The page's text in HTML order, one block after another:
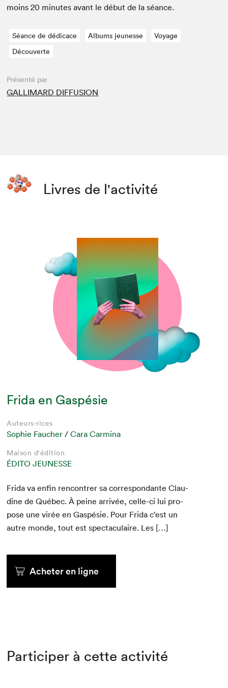
moins20 min­utes avant le début de la séance.
Séance de dédicace Albums jeunesse
Voyage
Découverte
Présenté par
GALLIMARD DIFFUSION
Livres de l'activité
Frida en Gaspésie
Auteurs·rices
Sophie Faucher /Cara Carmina
Maison d'édition
ÉDITO JEUNESSE
Fri­da va enfin ren­con­tr­er sa cor­re­spon­dante Clau­
dine de Québec. À peine arrivée, celle-ci lui pro­
pose une virée en Gaspésie. Pour Fri­da c’est un
autre monde, tout est spec­tac­u­laire. Les […]
Acheter en ligne
Participer à cette activité